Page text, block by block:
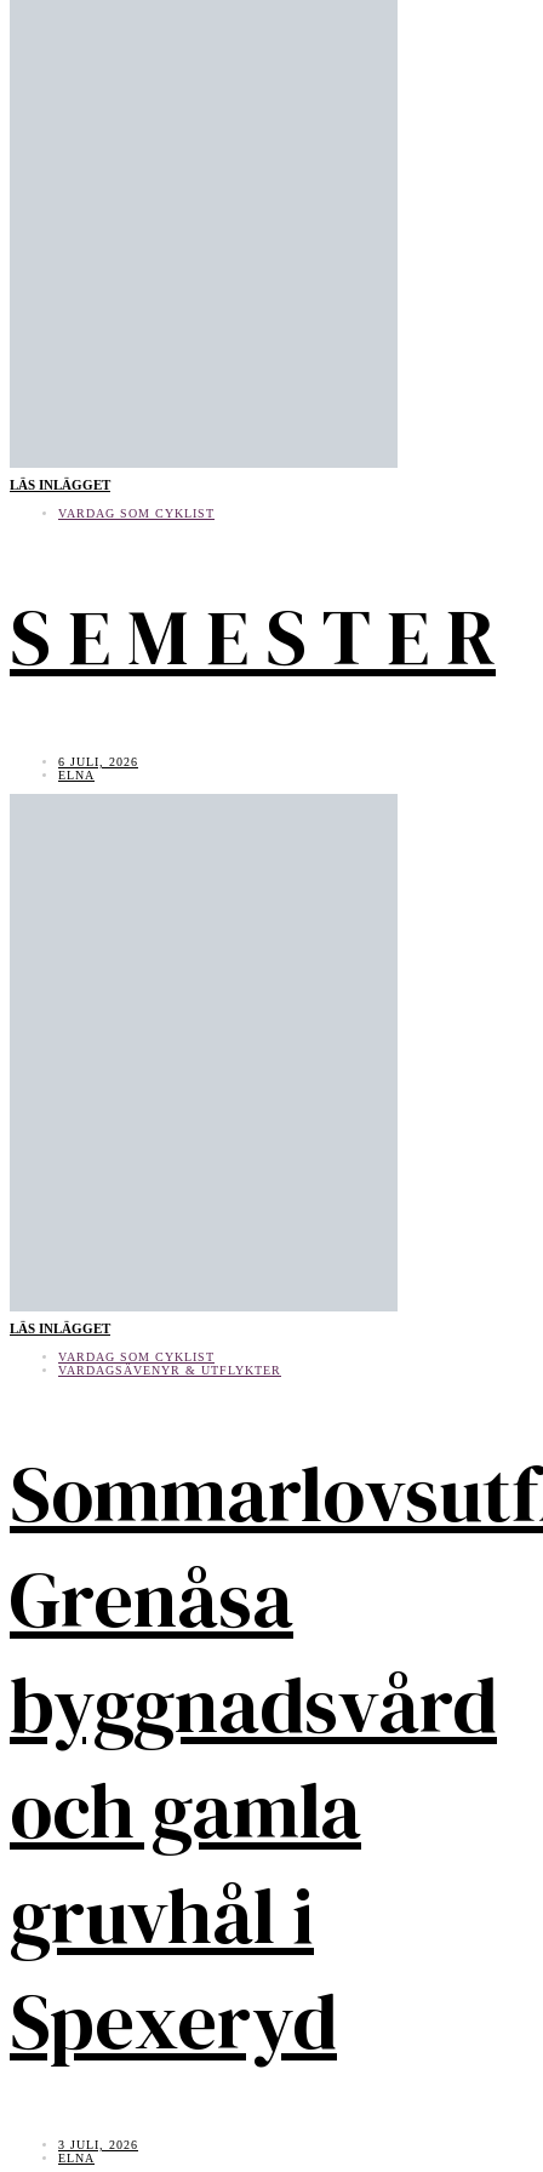
LÄS INLÄGGET
VARDAG SOM CYKLIST
S E M E S T E R
6 JULI, 2026
ELNA
LÄS INLÄGGET
VARDAG SOM CYKLIST
VARDAGSÄVENYR & UTFLYKTER
Grenåsa
byggnadsvård
och gamla
gruvhål i
Spexeryd
3 JULI, 2026
ELNA